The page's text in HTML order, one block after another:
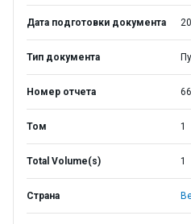
Дата подготовки документа
Тип документа
Номер отчета
Том 1
Total Volume(s) 1
Страна